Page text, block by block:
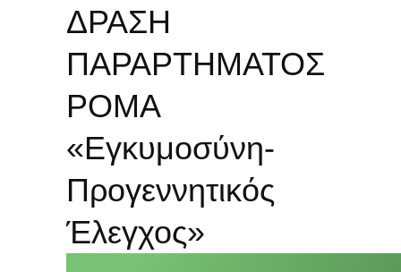
ΔΡΑΣΗ
ΠΑΡΑΡΤΗΜΑΤΟΣ
ΡΟΜΑ
«Εγκυμοσύνη-
Προγεννητικός
Έλεγχος»